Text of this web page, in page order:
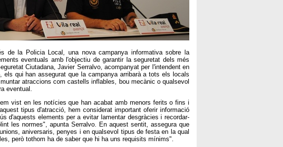
de la Policia Local, una nova campanya informativa sobre la
eventuals amb l'objectiu de garantir la seguretat dels més
Ciutadana, Javier Serralvo, acompanyat per l'intendent en
qui han assegurat que la campanya arribarà a tots els locals
atraccions com castells inflables, bou mecànic o qualsevol
eventual.
vist en les notícies que han acabat amb menors ferits o fins i
tipus d'atracció, hem considerat important oferir informació
d'aquests elements per a evitar lamentar desgràcies i recordar-
les normes", apunta Serralvo. En aquest sentit, assegura que
aniversaris, penyes i en qualsevol tipus de festa en la qual
però tothom ha de saber que hi ha uns requisits mínims".